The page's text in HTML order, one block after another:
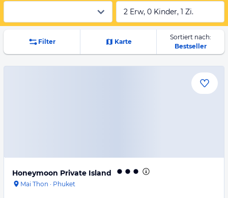
2 Erw, 0 Kinder, 1 Zi.
Filter Karte
Sortiert nach:
Bestseller
Honeymoon Private Island
Mai Thon · Phuket